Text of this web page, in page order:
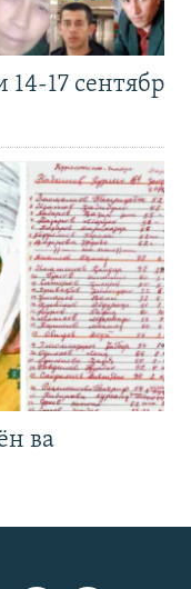
17 сентябр
ва